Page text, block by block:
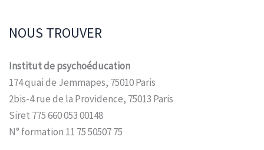
NOUS TROUVER
Institut de psychoéducation
174 quai de Jemmapes, 75010 Paris
2bis-4 rue de la Providence, 75013 Paris
Siret 775 660 053 00148
N° formation 11 75 50507 75